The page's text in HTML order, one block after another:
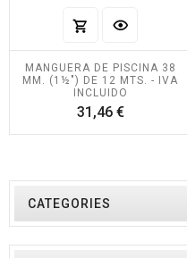
MANGUERA DE PISCINA 38
MM. (1½") DE 12 MTS. - IVA
INCLUIDO
31,46 €Precio
CATEGORIES